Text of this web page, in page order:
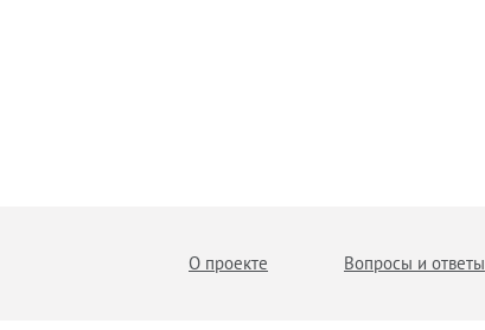
О проекте Вопросы и ответы